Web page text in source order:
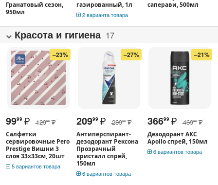
Гранатовый сезон,
950мл
газированный, 1л
2 варианта товара
саперави, 500мл
Красота и гигиена 17
–23%
9999 ₽ 12999 ₽
Салфетки
сервировочные Pero
Prestige Вишни 3
слоя 33х33см, 20шт
5 вариантов товара
–27%
20999 ₽ 28999 ₽
Антиперспирант-
дезодорант Рексона
Прозрачный
кристалл спрей,
150мл
6 вариантов товара
–21%
36699 ₽ 46999 ₽
Дезодорант АКС
Apollo спрей, 150мл
6 вариантов товара